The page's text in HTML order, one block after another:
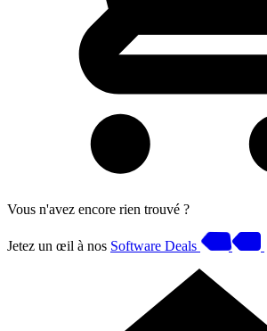
Vous n'avez encore rien trouvé ?
Jetez un œil à nos Software Deals